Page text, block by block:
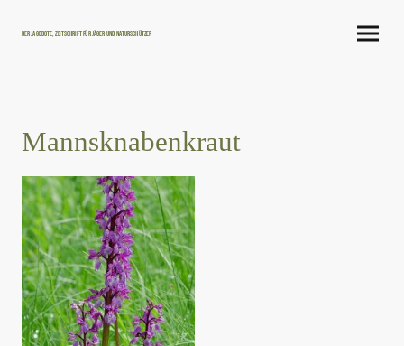
Der Jagdbote, Zeitschrift für Jäger und Naturschützer
Mannsknabenkraut